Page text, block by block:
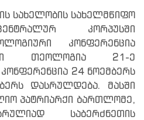
სახელობის სახელმწიფო
კორპუსში
კონფერენცია
თეოლოგია 21-ე
კონფერენცია 24 ნოემბერს
დასრულდება. მასში
პატრიარქი ბართლომე,
საბერძნეთის